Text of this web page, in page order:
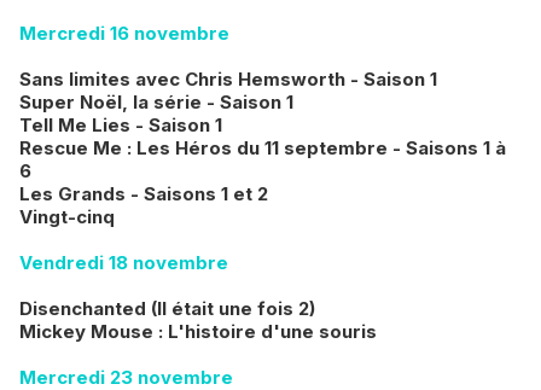
Mercredi 16 novembre
Sans limites avec Chris Hemsworth - Saison 1
Super Noël, la série - Saison 1
Tell Me Lies - Saison 1
Rescue Me : Les Héros du 11 septembre - Saisons 1 à
6
Les Grands - Saisons 1 et 2
Vingt-cinq
Vendredi 18 novembre
Disenchanted (Il était une fois 2)
Mickey Mouse : L'histoire d'une souris
Mercredi 23 novembre